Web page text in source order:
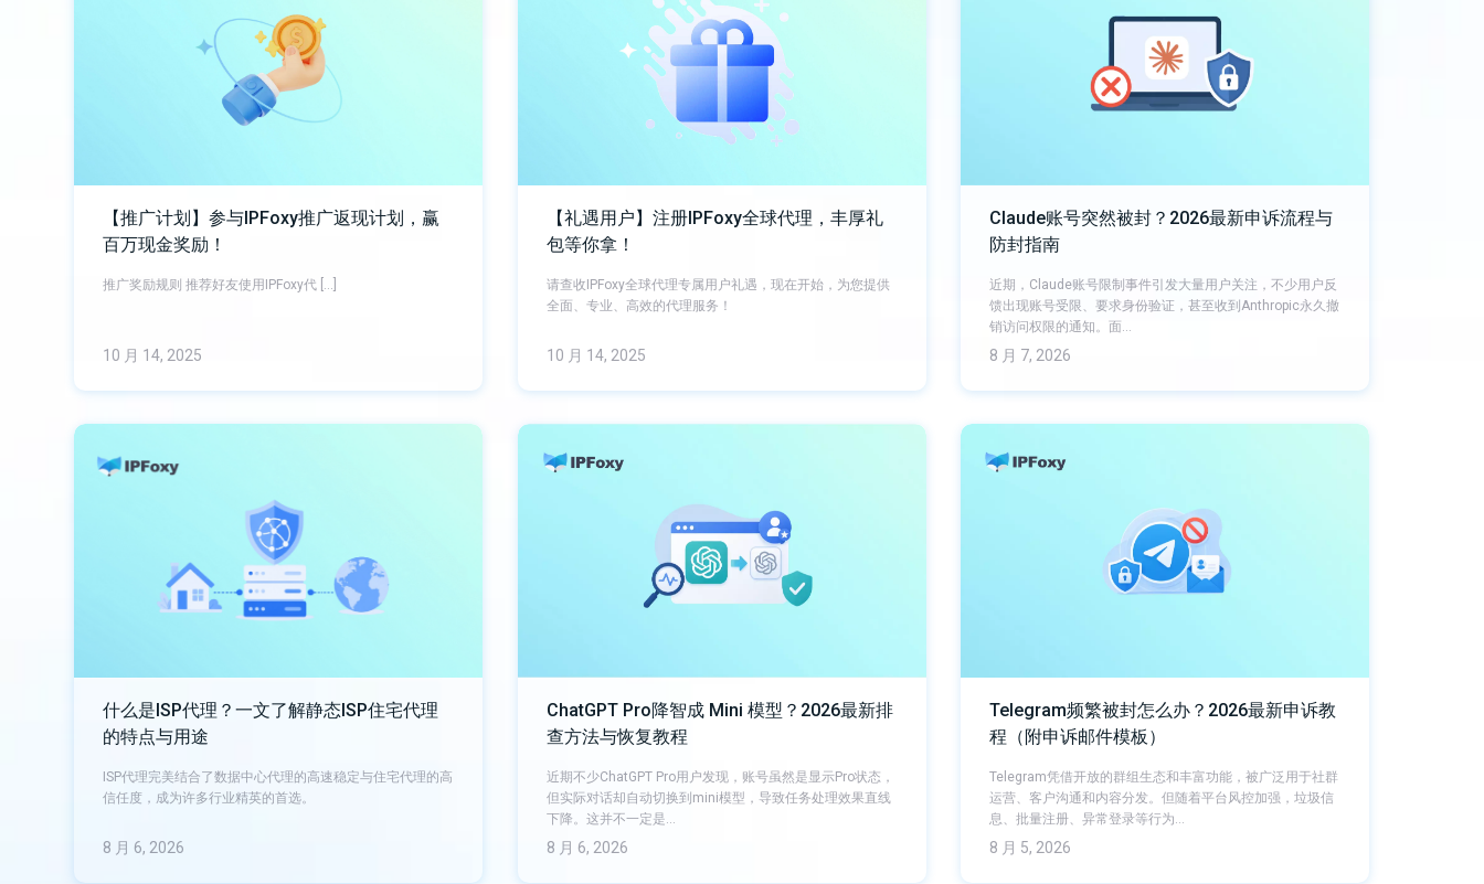
【推广计划】参与IPFoxy推广返现计划，赢
百万现金奖励！
推广奖励规则 推荐好友使用IPFoxy代 […]
10 月 14, 2025
【礼遇用户】注册IPFoxy全球代理，丰厚礼
包等你拿！
请查收IPFoxy全球代理专属用户礼遇，现在开始，为您提供
全面、专业、高效的代理服务！
10 月 14, 2025
Claude账号突然被封？2026最新申诉流程与
防封指南
近期，Claude账号限制事件引发大量用户关注，不少用户反
馈出现账号受限、要求身份验证，甚至收到Anthropic永久撤
销访问权限的通知。面…
8 月 7, 2026
什么是ISP代理？一文了解静态ISP住宅代理
的特点与用途
ISP代理完美结合了数据中心代理的高速稳定与住宅代理的高
信任度，成为许多行业精英的首选。
8 月 6, 2026
ChatGPT Pro降智成 Mini 模型？2026最新排
查方法与恢复教程
近期不少ChatGPT Pro用户发现，账号虽然是显示Pro状态，
但实际对话却自动切换到mini模型，导致任务处理效果直线
下降。这并不一定是…
8 月 6, 2026
Telegram频繁被封怎么办？2026最新申诉教
程（附申诉邮件模板）
Telegram凭借开放的群组生态和丰富功能，被广泛用于社群
运营、客户沟通和内容分发。但随着平台风控加强，垃圾信
息、批量注册、异常登录等行为…
8 月 5, 2026